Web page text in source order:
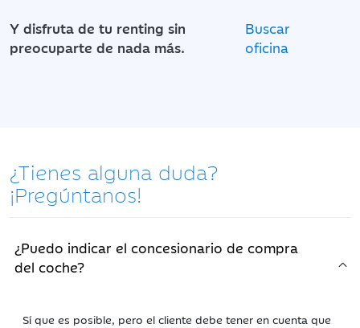
Y disfruta de tu renting sin
preocuparte de nada más.
Buscar
oficina
¿Tienes alguna duda?
¡Pregúntanos!
¿Puedo indicar el concesionario de compra
del coche?
Sí que es posible, pero el cliente debe tener en cuenta que